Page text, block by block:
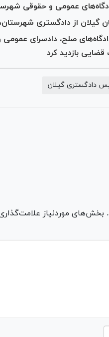
عمومی و حقوقی
گیلان از دادگستری
صلح، دادسرای عمومی
بازدید کرد
دادگستری گیلان
موردنیاز